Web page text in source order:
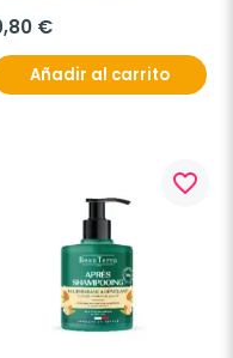
€
Añadir al carrito
favorite_border